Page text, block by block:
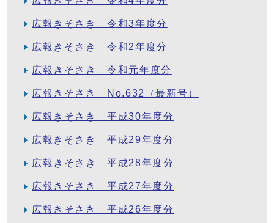
広報きそさき 令和3年度分
広報きそさき 令和2年度分
広報きそさき 令和元年度分
広報きそさき No.632（最新号）
広報きそさき 平成30年度分
広報きそさき 平成29年度分
広報きそさき 平成28年度分
広報きそさき 平成27年度分
広報きそさき 平成26年度分